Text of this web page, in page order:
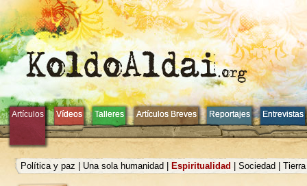
Artículos Vídeos Talleres Artículos Breves Reportajes Entrevistas
Artículos Vídeos Talleres Artículos Breves Reportajes Entrevistas
Política y paz Una sola humanidad Espiritualidad Sociedad